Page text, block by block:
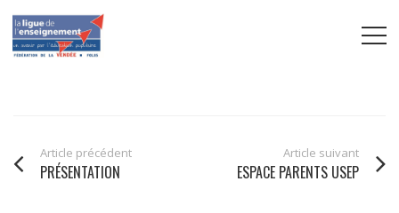
Article précédent
PRÉSENTATION
Article suivant
ESPACE PARENTS USEP